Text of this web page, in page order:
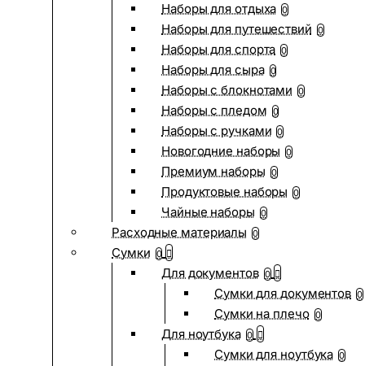
Наборы для отдыха 0
Наборы для путешествий 0
Наборы для спорта 0
Наборы для сыра 0
Наборы с блокнотами 0
Наборы с пледом 0
Наборы с ручками 0
Новогодние наборы 0
Премиум наборы 0
Продуктовые наборы 0
Чайные наборы 0
Расходные материалы 0
Сумки 0
Для документов 0
Сумки для документов 0
Сумки на плечо 0
Для ноутбука 0
Сумки для ноутбука 0